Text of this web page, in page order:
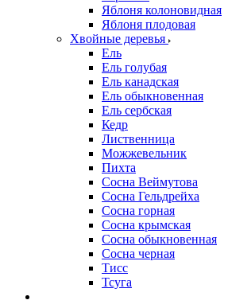
Яблоня колоновидная
Яблоня плодовая
Хвойные деревья
Ель
Ель голубая
Ель канадская
Ель обыкновенная
Ель сербская
Кедр
Лиственница
Можжевельник
Пихта
Сосна Веймутова
Сосна Гельдрейха
Сосна горная
Сосна крымская
Сосна обыкновенная
Сосна черная
Тисс
Тсуга